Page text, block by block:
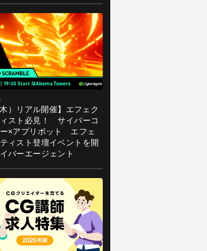
木）リアル開催】エフェク
ィスト必見！ サイバーコ
×アプリボット エフェ
ィスト登壇イベントを開
バーエージェント